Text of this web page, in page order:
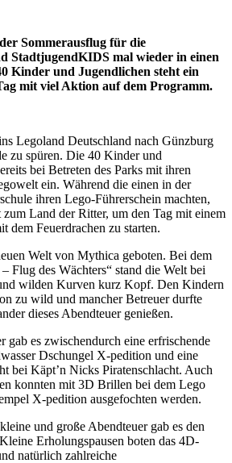
Sommerausflug für die
StadtjugendKIDS mal wieder in einen
Kinder und Jugendlichen steht ein
mit viel Aktion auf dem Programm.
Legoland Deutschland nach Günzburg
zu spüren. Die 40 Kinder und
bei Betreten des Parks mit ihren
ein. Während die einen in der
ihren Lego-Führerschein machten,
zum Land der Ritter, um den Tag mit einem
dem Feuerdrachen zu starten.
Welt von Mythica geboten. Bei dem
Flug des Wächters“ stand die Welt bei
wilden Kurven kurz Kopf. Den Kindern
zu wild und mancher Betreuer durfte
dieses Abendteuer genießen.
gab es zwischendurch eine erfrischende
Dschungel X-pedition und eine
bei Käpt’n Nicks Piratenschlacht. Auch
konnten mit 3D Brillen bei dem Lego
X-pedition ausgefochten werden.
und große Abendteuer gab es den
Erholungspausen boten das 4D-
natürlich zahlreiche